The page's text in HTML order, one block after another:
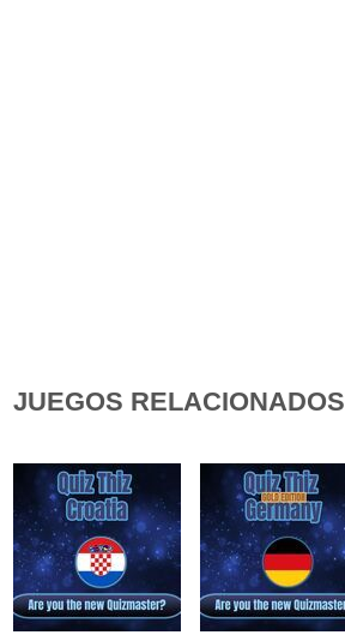
JUEGOS RELACIONADOS